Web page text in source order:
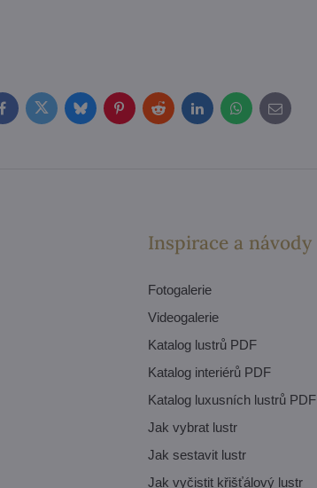
FacebookTwitterBlueskyPinterestRedditLinkedInWhatsApp
E-
mail
Inspirace a návody
Fotogalerie
Videogalerie
Katalog lustrů PDF
Katalog interiérů PDF
Katalog luxusních lustrů PDF
Jak vybrat lustr
Jak sestavit lustr
Jak vyčistit křišťálový lustr